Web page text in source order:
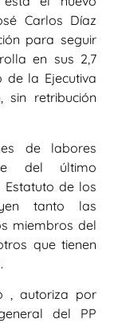
Carlos Díaz
para seguir
en sus 2,7
de la Ejecutiva
sin retribución
de labores
del último
de los
tanto las
miembros del
que tienen
, autoriza por
del PP